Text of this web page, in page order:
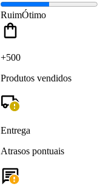
RuimÓtimo
+500
Produtos vendidos
Entrega
Atrasos pontuais